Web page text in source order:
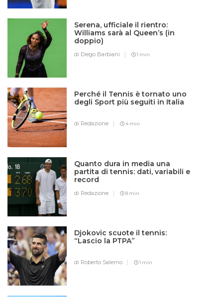
Serena, ufficiale il rientro:
Williams sarà al Queen’s (in
doppio)
di Diego Barbiani 1 min
Perché il Tennis è tornato uno
degli Sport più seguiti in Italia
di Redazione 4 min
Quanto dura in media una
partita di tennis: dati, variabili e
record
di Redazione 8 min
Djokovic scuote il tennis:
“Lascio la PTPA”
di Roberto Salerno 1 min